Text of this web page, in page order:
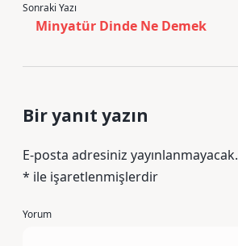
Sonraki Yazı
Minyatür Dinde Ne Demek
Bir yanıt yazın
E-posta adresiniz yayınlanmayacak.
* ile işaretlenmişlerdir
Yorum